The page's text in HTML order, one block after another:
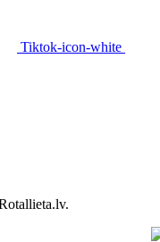
Tiktok-icon-white